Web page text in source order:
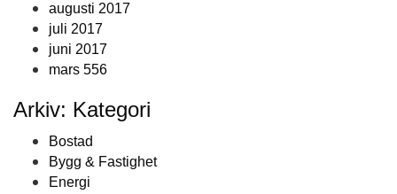
augusti 2017
juli 2017
juni 2017
mars 556
Arkiv: Kategori
Bostad
Bygg & Fastighet
Energi